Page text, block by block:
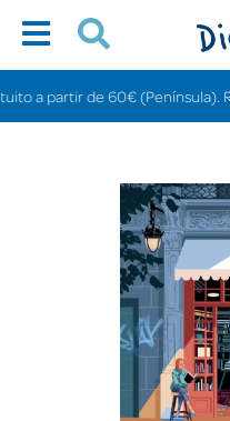
partir de 60€ (Península).